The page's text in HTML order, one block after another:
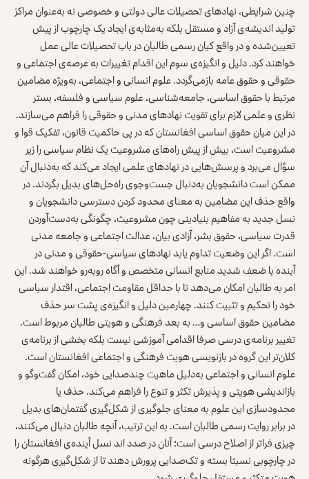
چنین شرایطی، نهادهای تحصیلات عالی دولتی و خصوصی نه به‌عنوان مراکز
تولید اندیشه‌ی آزاد و مستقل بلکه به‌مثابه‌ی ایجاد یک چارچوب از پیش
تعیین‌شده و در واقع کیان رسمی طالبان در باب تحصیلات عالی عمل
خواهند کرد. دلیل و انگیزه‌ی سوم این اقدام تغییرات به عرصه‌ی اجتماعی و
حقوقی و حقوق عامه بازمی‌گردد. علوم انسانی و اجتماعی، به‌ویژه مضامین
مرتبط با حقوق اساسی، جامعه‌شناسی، علوم سیاسی و فلسفه، بستر
نظری و علمی لازم برای تقویت نهادهای مدنی و حقوقی را فراهم می‌سازند.
در این میان حقوق اساسی افغانستان که در پی حاکمیت قانون، تفکیک قوا و
مشروعیت است، بیش از پیش راه‌های مشروعیت یک نظام سیاسی را زیر
سؤال می‌برد و پرسش‌هایی در نهادهای علمی ایجاد می‌کند که به‌دنبال آن
ممکن است دانشجویان به‌دنبال جست‌وجوی راه‌حل‌های بدیل بگردند. در
واقع حذف این مضامین به معنای محدود کردن دسترسی دانشجویان و
نسل جدید به مفاهیم بنیادینی چون مشروعیت، چگونگی به‌دست‌آوردن
قدرت سیاسی، حقوق بشر، آزادی بیان، عدالت اجتماعی و جامعه مدنی
است. اگر این وضعیت تداوم یابد نهادهای سیاسی-حقوقی و مدنی در
آینده با ضعف شدید منابع انسانی متخصص و آگاه روبه‌رو خواهند شد. این
امر به طالبان امکان می‌دهد تا با حداقل مقاومت اجتماعی، اقتدار سیاسی
خود را تحکیم و تثبیت کنند. چهارمین دلیل و انگیزه‌ی پشت سر حذف
مضامین حقوق اساسی و… به بعد فرهنگی و هویتی طالبان مربوط است.
تغییر برنامه‌ی درسی صرفا اقدامی آموزشی نیست بلکه بخشی از برنامه‌ی
کلان‌تر این گروه در بازنویسی هویت فرهنگی و اجتماعی افغانستان است.
علوم انسانی و اجتماعی به‌دلیل ماهیت چندصدایی خود، امکان گفت‌وگو و
بازاندیشی هویتی و پذیرش تکثر و تنوع را فراهم می‌کند. حذف یا
محدودسازی این علوم به معنای جلوگیری از شکل‌گیری گفتمان‌های بدیل
در برابر روایت رسمی طالبان است. به این ترتیب، آنچه طالبان دنبال می‌کنند،
چیزی فراتر از اصلاح درسی است؛ آنان در صدد اند نسل آینده‌ی افغانستان را
در چارچوبی نسبتا بسته و تک‌صدایی پرورش دهند تا از شکل‌گیری هرگونه